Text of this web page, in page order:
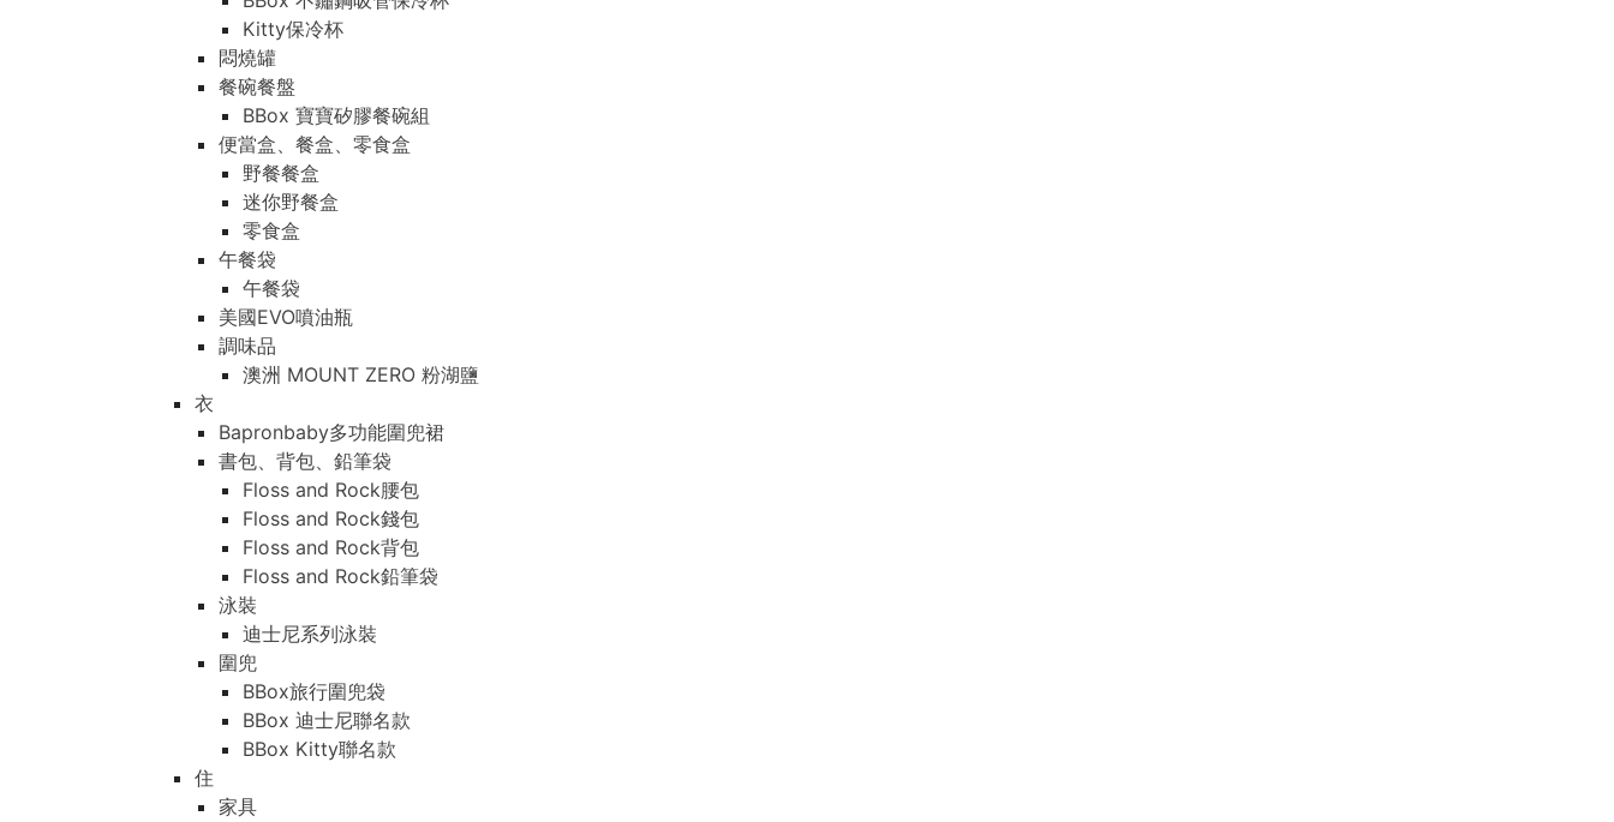
Kitty保冷杯
悶燒罐
餐碗餐盤
BBox 寶寶矽膠餐碗組
便當盒、餐盒、零食盒
野餐餐盒
迷你野餐盒
零食盒
午餐袋
午餐袋
美國EVO噴油瓶
調味品
澳洲 MOUNT ZERO 粉湖鹽
衣
Bapronbaby多功能圍兜裙
書包、背包、鉛筆袋
Floss and Rock腰包
Floss and Rock錢包
Floss and Rock背包
Floss and Rock鉛筆袋
泳裝
迪士尼系列泳裝
圍兜
BBox旅行圍兜袋
BBox 迪士尼聯名款
BBox Kitty聯名款
住
家具